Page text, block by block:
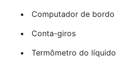
Computador de bordo
Conta-giros
Termômetro do